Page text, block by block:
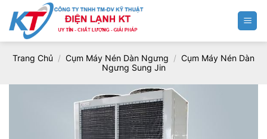
đến
Trang Chủ / Cụm Máy Nén Dàn Ngưng / Cụm Máy Nén Dàn
Ngưng Sung Jin